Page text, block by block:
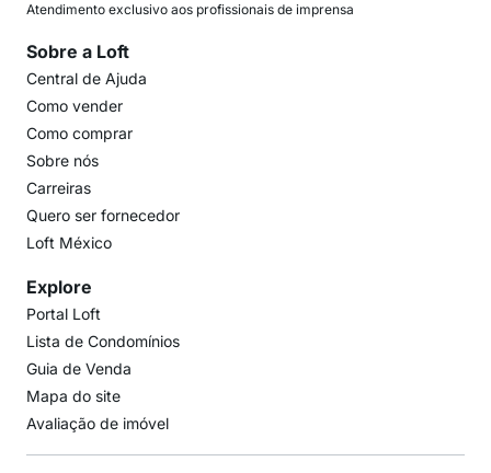
Atendimento exclusivo aos profissionais de imprensa
Sobre a Loft
Central de Ajuda
Como vender
Como comprar
Sobre nós
Carreiras
Quero ser fornecedor
Loft México
Explore
Portal Loft
Lista de Condomínios
Guia de Venda
Mapa do site
Avaliação de imóvel